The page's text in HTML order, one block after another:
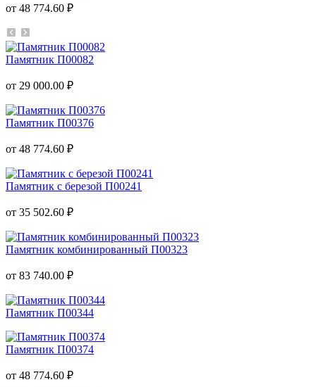
от 48 774.60 ₽
Памятник П00082
от 29 000.00 ₽
Памятник П00376
от 48 774.60 ₽
Памятник с березой П00241
от 35 502.60 ₽
Памятник комбинированный П00323
от 83 740.00 ₽
Памятник П00344
Памятник П00374
от 48 774.60 ₽